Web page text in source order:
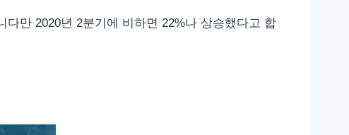
만 2020년 2분기에 비하면 22%나 상승했다고 합